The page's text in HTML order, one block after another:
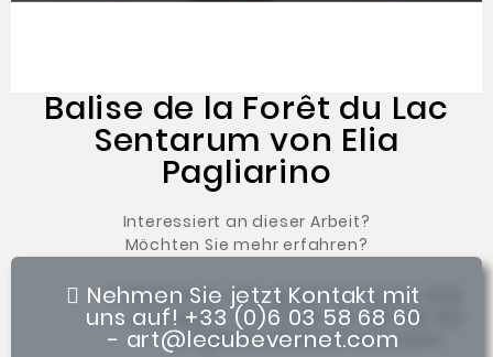
Balise de la Forêt du Lac
Sentarum von Elia
Pagliarino
Interessiert an dieser Arbeit?
Möchten Sie mehr erfahren?
Nehmen Sie jetzt Kontakt mit
uns auf! +33 (0)6 03 58 68 60
- art@lecubevernet.com